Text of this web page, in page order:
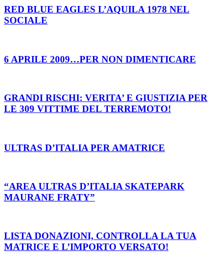
RED BLUE EAGLES L’AQUILA 1978 NEL
SOCIALE
6 APRILE 2009…PER NON DIMENTICARE
GRANDI RISCHI: VERITA’ E GIUSTIZIA PER
LE 309 VITTIME DEL TERREMOTO!
ULTRAS D’ITALIA PER AMATRICE
“AREA ULTRAS D’ITALIA SKATEPARK
MAURANE FRATY”
LISTA DONAZIONI, CONTROLLA LA TUA
MATRICE E L’IMPORTO VERSATO!